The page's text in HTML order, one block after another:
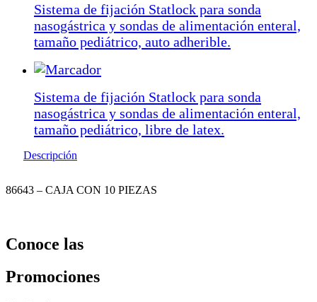
Sistema de fijación Statlock para sonda
nasogástrica y sondas de alimentación enteral,
tamaño pediátrico, auto adherible.
Sistema de fijación Statlock para sonda
nasogástrica y sondas de alimentación enteral,
tamaño pediátrico, libre de latex.
Descripción
86643 – CAJA CON 10 PIEZAS
Conoce las
Promociones